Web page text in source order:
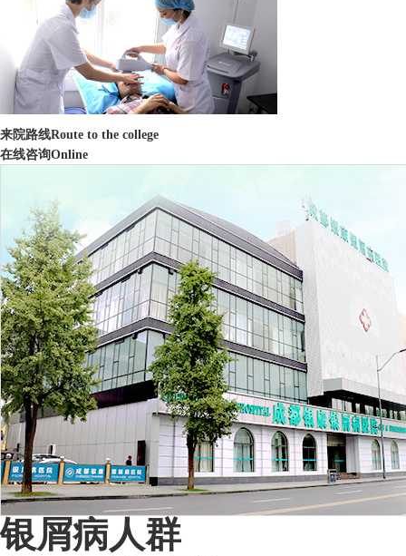
来院路线Route to the college
在线咨询Online
银屑病人群